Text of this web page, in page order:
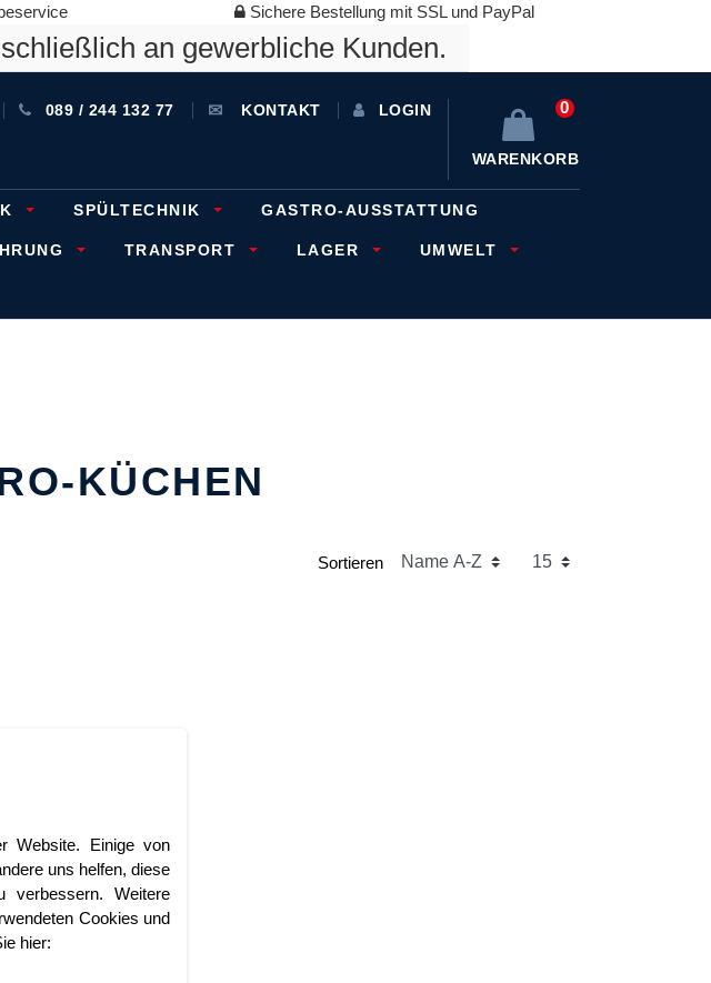
Sichere Bestellung mit SSL und PayPal
an gewerbliche Kunden.
089 / 244 132 77 KONTAKT LOGIN 0
WARENKORB
SPÜLTECHNIK GASTRO-AUSSTATTUNG
TRANSPORT LAGER UMWELT
KÜCHEN
Sortieren
Website. Einige von
uns helfen, diese
verbessern. Weitere
Cookies und
hier: